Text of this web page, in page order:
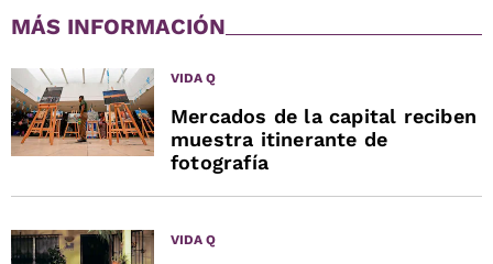
MÁS INFORMACIÓN
VIDA Q
Mercados de la capital reciben
muestra itinerante de
fotografía
VIDA Q